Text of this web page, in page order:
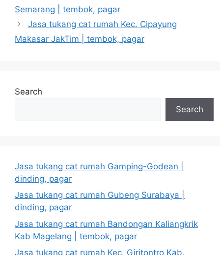
Semarang | tembok, pagar
Jasa tukang cat rumah Kec. Cipayung
Makasar JakTim | tembok, pagar
Search
Search
Jasa tukang cat rumah Gamping-Godean |
dinding, pagar
Jasa tukang cat rumah Gubeng Surabaya |
dinding, pagar
Jasa tukang cat rumah Bandongan Kaliangkrik
Kab Magelang | tembok, pagar
Jasa tukang cat rumah Kec. Giritontro Kab.